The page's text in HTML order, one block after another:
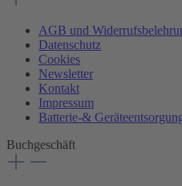
AGB und
Datenschutz
Cookies
Newsletter
Kontakt
Impressum
Batterie-&
Buchgeschäft